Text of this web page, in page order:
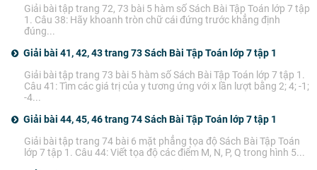
Giải bài tập trang 72, 73 bài 5 hàm số Sách Bài Tập Toán lớp 7 tập
1. Câu 38: Hãy khoanh tròn chữ cái đứng trước khẳng định
đúng...
Giải bài 41, 42, 43 trang 73 Sách Bài Tập Toán lớp 7 tập 1
Giải bài tập trang 73 bài 5 hàm số Sách Bài Tập Toán lớp 7 tập 1.
Câu 41: Tìm các giá trị của y tương ứng với x lần lượt bằng 2; 4; -1;
-4...
Giải bài 44, 45, 46 trang 74 Sách Bài Tập Toán lớp 7 tập 1
Giải bài tập trang 74 bài 6 mặt phẳng tọa độ Sách Bài Tập Toán
lớp 7 tập 1. Câu 44: Viết tọa độ các điểm M, N, P, Q trong hình 5...